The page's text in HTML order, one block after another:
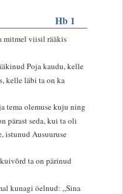
Hb 1
mitmel viisil rääkis
Poja kaudu, kelle
kelle läbi ta on ka
tema olemuse kuju ning
pärast seda, kui ta oli
istunud Ausuuruse
ta on pärinud
kunagi öelnud: „Sina